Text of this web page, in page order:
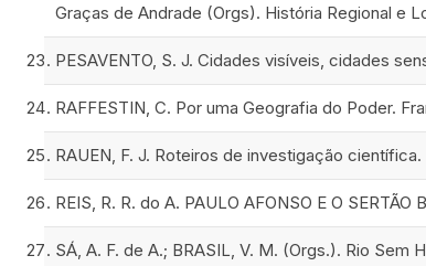
Graças de Andrade (Orgs). História Regional e
PESAVENTO, S. J. Cidades visíveis, cidades
RAFFESTIN, C. Por uma Geografia do Poder.
RAUEN, F. J. Roteiros de investigação científica.
REIS, R. R. do A. PAULO AFONSO E O
SÁ, A. F. de A.; BRASIL, V. M. (Orgs.). Rio